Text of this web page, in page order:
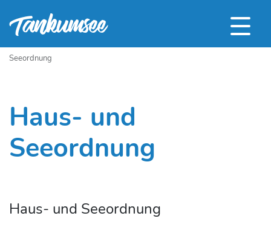
Seeordnung
Haus- und
Seeordnung
Haus- und Seeordnung